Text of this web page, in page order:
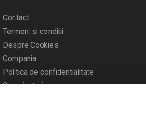
Contact
Termeni si conditii
Despre Cookies
Compania
Politica de confidentialitate
Organizatori